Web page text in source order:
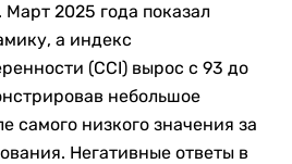
2025 года показал
а индекс
(CCI) вырос с 93 до
небольшое
самого низкого значения за
Негативные ответы в